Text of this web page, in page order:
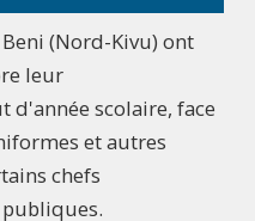
(Nord-Kivu) ont
leur
d'année scolaire, face
et autres
chefs